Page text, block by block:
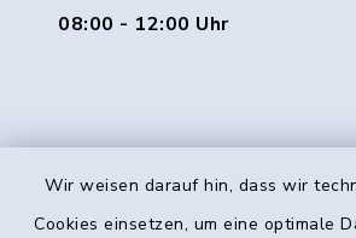
Wir weisen darauf hin, dass wir
Cookies einsetzen, um eine optimale
08:00 - 12:00 Uhr
Kontakt